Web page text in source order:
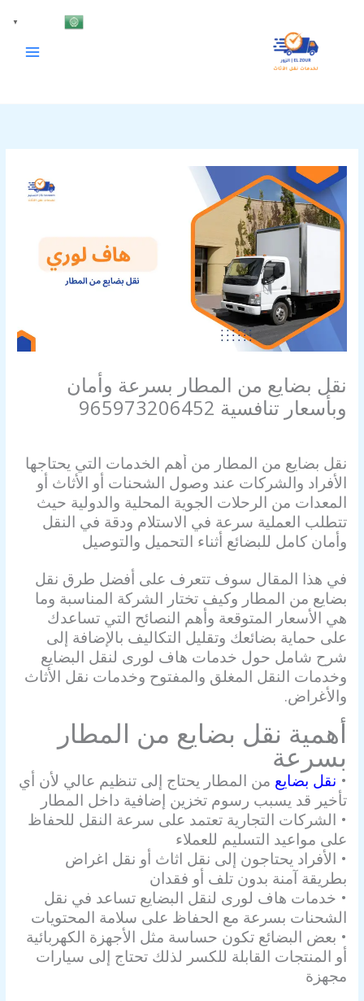
نقل بضايع من المطار بسرعة وأمان
وبأسعار تنافسية 965973206452
نقل بضايع من المطار من أهم الخدمات التي يحتاجها
الأفراد والشركات عند وصول الشحنات أو الأثاث أو
المعدات من الرحلات الجوية المحلية والدولية حيث
تتطلب العملية سرعة في الاستلام ودقة في النقل
وأمان كامل للبضائع أثناء التحميل والتوصيل
في هذا المقال سوف تتعرف على أفضل طرق نقل
بضايع من المطار وكيف تختار الشركة المناسبة وما
هي الأسعار المتوقعة وأهم النصائح التي تساعدك
على حماية بضائعك وتقليل التكاليف بالإضافة إلى
شرح شامل حول خدمات هاف لورى لنقل البضايع
وخدمات النقل المغلق والمفتوح وخدمات نقل الأثاث
والأغراض.
أهمية نقل بضايع من المطار
بسرعة
• نقل بضايع من المطار يحتاج إلى تنظيم عالي لأن أي
تأخير قد يسبب رسوم تخزين إضافية داخل المطار
• الشركات التجارية تعتمد على سرعة النقل للحفاظ
على مواعيد التسليم للعملاء
• الأفراد يحتاجون إلى نقل اثاث أو نقل اغراض
بطريقة آمنة بدون تلف أو فقدان
• خدمات هاف لورى لنقل البضايع تساعد في نقل
الشحنات بسرعة مع الحفاظ على سلامة المحتويات
• بعض البضائع تكون حساسة مثل الأجهزة الكهربائية
أو المنتجات القابلة للكسر لذلك تحتاج إلى سيارات
مجهزة
▼